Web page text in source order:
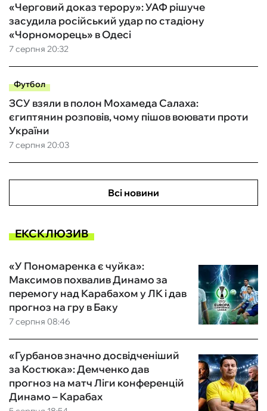
7 серпня 20:32
«Черговий доказ терору»: УАФ рішуче
засудила російський удар по стадіону
«Чорноморець» в Одесі
Футбол
7 серпня 20:03
ЗСУ взяли в полон Мохамеда Салаха:
єгиптянин розповів, чому пішов воювати проти
України
Всі новини
ЕКСКЛЮЗИВ
7 серпня 08:46
«У Пономаренка є чуйка»:
Максимов похвалив Динамо за
перемогу над Карабахом у ЛК і дав
прогноз на гру в Баку
«Гурбанов значно досвідченіший
за Костюка»: Демченко дав
прогноз на матч Ліги конференцій
Динамо – Карабах